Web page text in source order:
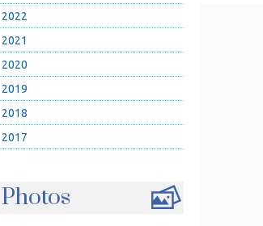
2022
2021
2020
2019
2018
2017
Photos